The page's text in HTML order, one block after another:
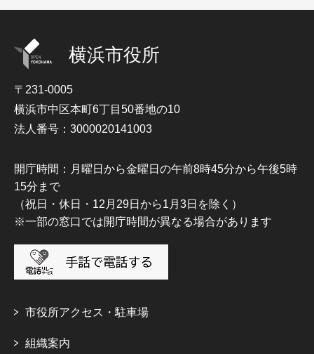
横浜市役所
〒231-0005
横浜市中区本町6丁目50番地の10
法人番号：3000020141003
開庁時間：月曜日から金曜日の午前8時45分から午後5時
15分まで
（祝日・休日・12月29日から1月3日を除く）
※一部の窓口では開庁時間が異なる場合があります
市役所アクセス・駐車場
組織案内